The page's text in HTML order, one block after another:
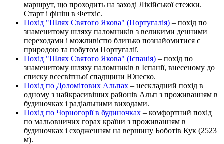
маршрут, що проходить на заході Лікійської стежки.
Старт і фініш в Фетхіє.
Похід "Шлях Святого Якова" (Португалія) – похід по
знаменитому шляху паломників з великими денними
переходами і можливістю близько познайомитися с
природою та побутом Португалії.
Похід "Шлях Святого Якова" (Іспанія) – похід по
знаменитому шляху паломників в Іспанії, внесеному до
списку всесвітньої спадщини Юнеско.
Похід по Доломітових Альпах – нескладний похід в
одному з найкрасивіших районів Альп з проживанням в
будиночках і радіальними виходами.
Похід по Чорногорії в будиночках – комфортний похід
по мальовничих горах країни з проживанням в
будиночках і сходженням на вершину Боботів Кук (2523
м).